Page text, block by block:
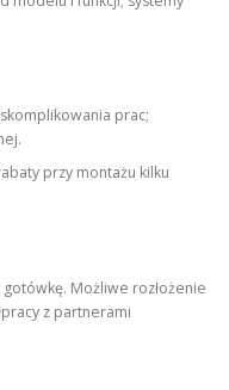
prac;
przy montażu kilku
Możliwe rozłożenie
z partnerami